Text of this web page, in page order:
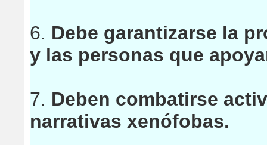
6. Debe garantizarse la
y las personas que
7. Deben combatirse
narrativas xenófobas.